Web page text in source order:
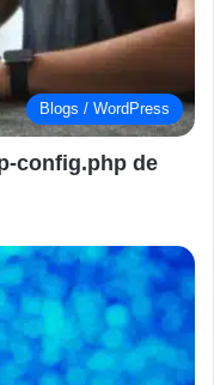
Blogs / WordPress
config.php de